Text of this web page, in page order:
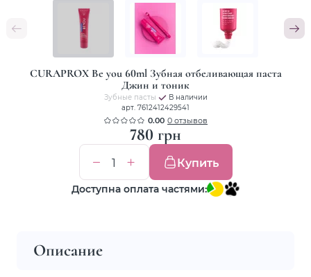
CURAPROX Be you 60ml Зубная отбеливающая паста
Джин и тоник
Зубные пасты
В наличии
арт. 7612412429541
0.00 0 отзывов
780 грн
Купить
Доступна оплата частями:
Описание